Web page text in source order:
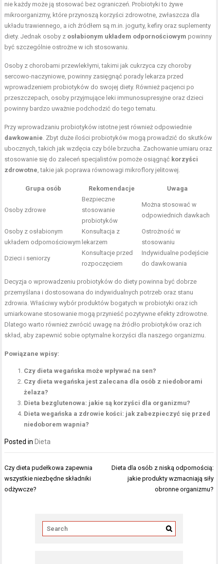
nie każdy może ją stosować bez ograniczeń. Probiotyki to żywe
mikroorganizmy, które przynoszą korzyści zdrowotne, zwłaszcza dla
układu trawiennego, a ich źródłem są m.in. jogurty, kefiry oraz suplementy
diety. Jednak osoby z osłabionym układem odpornościowym powinny
być szczególnie ostrożne w ich stosowaniu.
Osoby z chorobami przewlekłymi, takimi jak cukrzyca czy choroby
sercowo-naczyniowe, powinny zasięgnąć porady lekarza przed
wprowadzeniem probiotyków do swojej diety. Również pacjenci po
przeszczepach, osoby przyjmujące leki immunosupresyjne oraz dzieci
powinny bardzo uważnie podchodzić do tego tematu.
Przy wprowadzaniu probiotyków istotne jest również odpowiednie
dawkowanie. Zbyt duże ilości probiotyków mogą prowadzić do skutków
ubocznych, takich jak wzdęcia czy bóle brzucha. Zachowanie umiaru oraz
stosowanie się do zaleceń specjalistów pomoże osiągnąć korzyści
zdrowotne, takie jak poprawa równowagi mikroflory jelitowej.
Grupa osób Rekomendacje Uwaga
Osoby zdrowe
Bezpieczne
stosowanie
probiotyków
Można stosować w
odpowiednich dawkach
Osoby z osłabionym
układem odpornościowym
Konsultacja z
lekarzem
Ostrożność w
stosowaniu
Dzieci i seniorzy
Konsultacje przed
rozpoczęciem
Indywidualne podejście
do dawkowania
Decyzja o wprowadzeniu probiotyków do diety powinna być dobrze
przemyślana i dostosowana do indywidualnych potrzeb oraz stanu
zdrowia. Właściwy wybór produktów bogatych w probiotyki oraz ich
umiarkowane stosowanie mogą przynieść pozytywne efekty zdrowotne.
Dlatego warto również zwrócić uwagę na źródło probiotyków oraz ich
skład, aby zapewnić sobie optymalne korzyści dla naszego organizmu.
Powiązane wpisy:
Czy dieta wegańska może wpływać na sen?
Czy dieta wegańska jest zalecana dla osób z niedoborami
żelaza?
Dieta bezglutenowa: jakie są korzyści dla organizmu?
Dieta wegańska a zdrowie kości: jak zabezpieczyć się przed
niedoborem wapnia?
Posted in Dieta
Nawigacja
wpisu
Czy dieta pudełkowa zapewnia
wszystkie niezbędne składniki
odżywcze?
Dieta dla osób z niską odpornością:
jakie produkty wzmacniają siły
obronne organizmu?